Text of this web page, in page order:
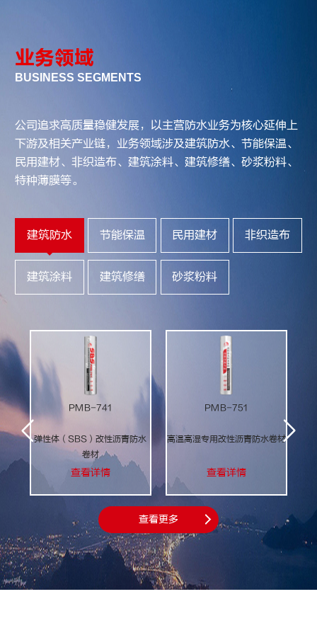
业务领域
BUSINESS SEGMENTS
公司追求高质量稳健发展，以主营防水业务为核心延伸上
下游及相关产业链，业务领域涉及建筑防水、节能保温、
民用建材、非织造布、建筑涂料、建筑修缮、砂浆粉料、
特种薄膜等。
建筑防水 节能保温 民用建材 非织造布
建筑涂料 建筑修缮 砂浆粉料
PMB-741
弹性体（SBS）改性沥青防水
卷材
查看详情
PMB-751
高温高湿专用改性沥青防水卷材
查看详情
 
查看更多
 
 
 
 
 
 